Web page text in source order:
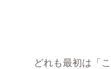
どれも最初は「